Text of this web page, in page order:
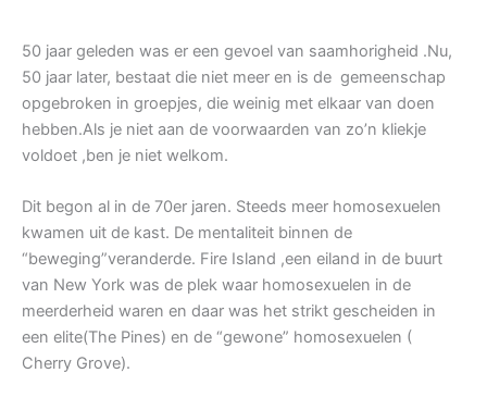
50 jaar geleden was er een gevoel van saamhorigheid .Nu,
50 jaar later, bestaat die niet meer en is de gemeenschap
opgebroken in groepjes, die weinig met elkaar van doen
hebben.Als je niet aan de voorwaarden van zo’n kliekje
voldoet ,ben je niet welkom.
Dit begon al in de 70er jaren. Steeds meer homosexuelen
kwamen uit de kast. De mentaliteit binnen de
“beweging”veranderde. Fire Island ,een eiland in de buurt
van New York was de plek waar homosexuelen in de
meerderheid waren en daar was het strikt gescheiden in
een elite(The Pines) en de “gewone” homosexuelen (
Cherry Grove).